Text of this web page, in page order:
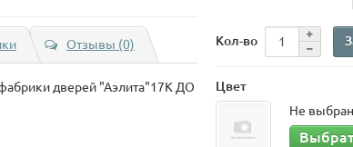
Отзывы (0)
дверей "Аэлита"17К ДО
Кол-во
Цвет
Не выбран